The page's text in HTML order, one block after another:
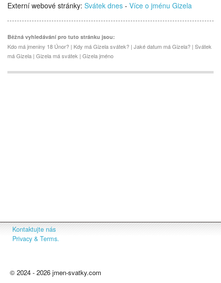
Externí webové stránky: Svátek dnes - Více o jménu Gizela
Běžná vyhledávání pro tuto stránku jsou:
Kdo má jmeniny 18 Únor? | Kdy má Gizela svátek? | Jaké datum má Gizela? | Svátek
má Gizela | Gizela má svátek | Gizela jméno
Kontaktujte nás
Privacy & Terms.
© 2024 - 2026 jmen-svatky.com